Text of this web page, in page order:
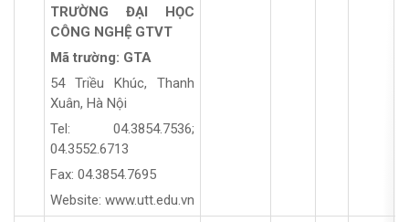
TRƯỜNG ĐẠI HỌC
CÔNG NGHỆ GTVT
Mã trường: GTA
54 Triều Khúc, Thanh
Xuân, Hà Nội
Tel: 04.3854.7536;
04.3552.6713
Fax: 04.3854.7695
Website: www.utt.edu.vn